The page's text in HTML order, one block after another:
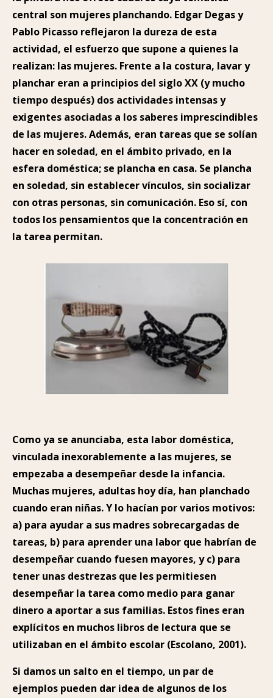
central son mujeres planchando. Edgar Degas y
Pablo Picasso reflejaron la dureza de esta
actividad, el esfuerzo que supone a quienes la
realizan: las mujeres. Frente a la costura, lavar y
planchar eran a principios del siglo XX (y mucho
tiempo después) dos actividades intensas y
exigentes asociadas a los saberes imprescindibles
de las mujeres. Además, eran tareas que se solían
hacer en soledad, en el ámbito privado, en la
esfera doméstica; se plancha en casa. Se plancha
en soledad, sin establecer vínculos, sin socializar
con otras personas, sin comunicación. Eso sí, con
todos los pensamientos que la concentración en
la tarea permitan.
Como ya se anunciaba, esta labor doméstica,
vinculada inexorablemente a las mujeres, se
empezaba a desempeñar desde la infancia.
Muchas mujeres, adultas hoy día, han planchado
cuando eran niñas. Y lo hacían por varios motivos:
a) para ayudar a sus madres sobrecargadas de
tareas, b) para aprender una labor que habrían de
desempeñar cuando fuesen mayores, y c) para
tener unas destrezas que les permitiesen
desempeñar la tarea como medio para ganar
dinero a aportar a sus familias. Estos fines eran
explícitos en muchos libros de lectura que se
utilizaban en el ámbito escolar (Escolano, 2001).
Si damos un salto en el tiempo, un par de
ejemplos pueden dar idea de algunos de los